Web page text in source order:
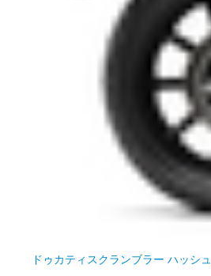
ドゥカティ スクランブラー ハッシ